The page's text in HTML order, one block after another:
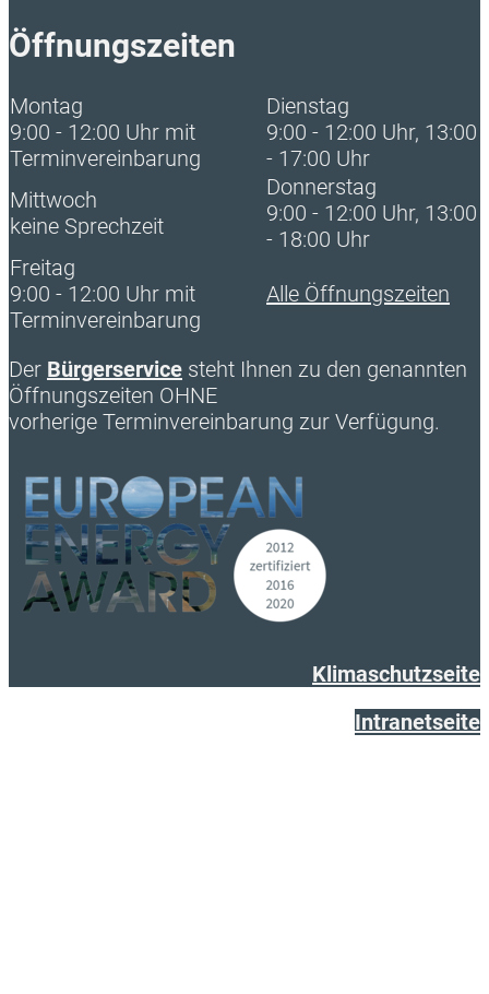
Öffnungszeiten
Montag
9:00 - 12:00 Uhr mit
Terminvereinbarung
Dienstag
9:00 - 12:00 Uhr, 13:00
- 17:00 Uhr
Mittwoch
keine Sprechzeit
Donnerstag
9:00 - 12:00 Uhr, 13:00
- 18:00 Uhr
Freitag
9:00 - 12:00 Uhr mit
Terminvereinbarung
Alle Öffnungszeiten
Der Bürgerservice steht Ihnen zu den genannten
Öffnungszeiten OHNE
vorherige Terminvereinbarung zur Verfügung.
Klimaschutzseite
Intranetseite